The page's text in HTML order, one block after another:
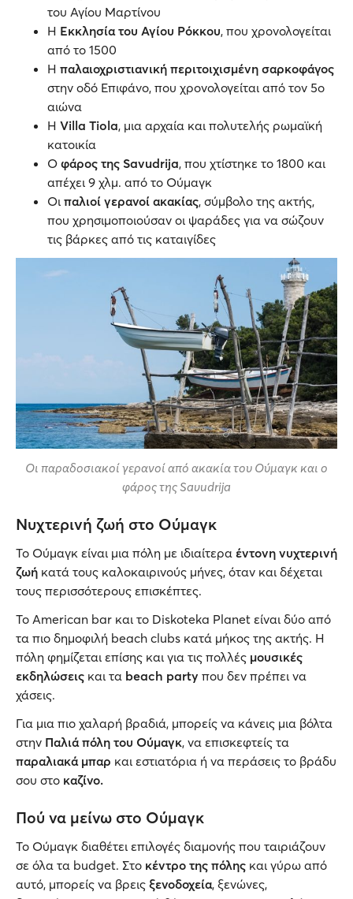
του Αγίου Μαρτίνου
Η Εκκλησία του Αγίου Ρόκκου, που χρονολογείται
από το 1500
Η παλαιοχριστιανική περιτοιχισμένη σαρκοφάγος
στην οδό Επιφάνο, που χρονολογείται από τον 5ο
αιώνα
Η Villa Tiola, μια αρχαία και πολυτελής ρωμαϊκή
κατοικία
Ο φάρος της Savudrija, που χτίστηκε το 1800 και
απέχει 9 χλμ. από το Ούμαγκ
Οι παλιοί γερανοί ακακίας, σύμβολο της ακτής,
που χρησιμοποιούσαν οι ψαράδες για να σώζουν
τις βάρκες από τις καταιγίδες
Οι παραδοσιακοί γερανοί από ακακία του Ούμαγκ και ο
φάρος της Savudrija
Νυχτερινή ζωή στο Ούμαγκ
Το Ούμαγκ είναι μια πόλη με ιδιαίτερα έντονη νυχτερινή
ζωή κατά τους καλοκαιρινούς μήνες, όταν και δέχεται
τους περισσότερους επισκέπτες.
Το American bar και το Diskoteka Planet είναι δύο από
τα πιο δημοφιλή beach clubs κατά μήκος της ακτής. Η
πόλη φημίζεται επίσης και για τις πολλές μουσικές
εκδηλώσεις και τα beach party που δεν πρέπει να
χάσεις.
Για μια πιο χαλαρή βραδιά, μπορείς να κάνεις μια βόλτα
στην Παλιά πόλη του Oύμαγκ, να επισκεφτείς τα
παραλιακά μπαρ και εστιατόρια ή να περάσεις το βράδυ
σου στο καζίνο.
Πού να μείνω στο Ούμαγκ
Το Ούμαγκ διαθέτει επιλογές διαμονής που ταιριάζουν
σε όλα τα budget. Στο κέντρο της πόλης και γύρω από
αυτό, μπορείς να βρεις ξενοδοχεία, ξενώνες,